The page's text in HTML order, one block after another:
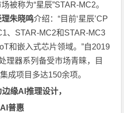
被称为“星辰”STAR-MC2。
朱晓鸣介绍：“目前‘星辰’CP
、STAR-MC2和STAR-MC3
和嵌入式芯片领域。”自2019
理器系列备受市场青睐，目
成项目多达150余项。
边缘AI推理设计，
AI普惠